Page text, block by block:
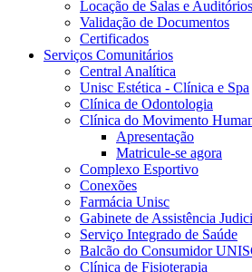
Locação de Salas e Auditórios
Validação de Documentos
Certificados
Serviços Comunitários
Central Analítica
Unisc Estética - Clínica e Spa
Clínica de Odontologia
Clínica do Movimento
Apresentação
Matricule-se agora
Complexo Esportivo
Conexões
Farmácia Unisc
Gabinete de Assistência
Serviço Integrado de Saúde
Balcão do Consumidor
Clínica de Fisioterapia